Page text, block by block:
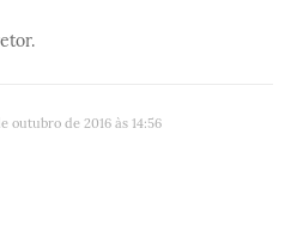
outubro de 2016 às 14:56